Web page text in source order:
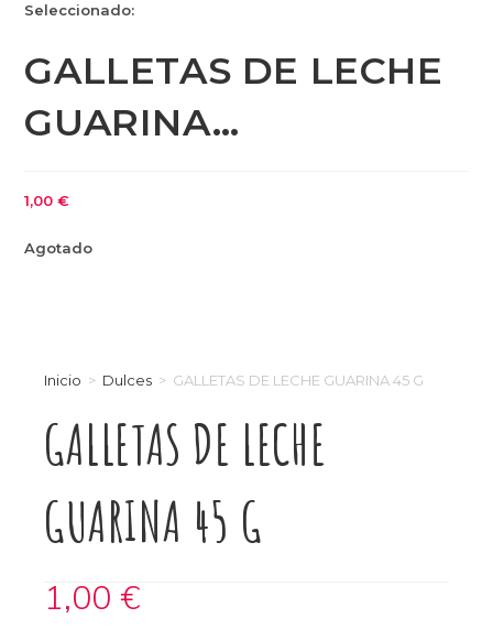
Seleccionado:
GALLETAS DE LECHE
GUARINA…
1,00€
Agotado
Inicio > Dulces > GALLETAS DE LECHE GUARINA 45 G
GALLETAS DE LECHE
GUARINA 45 G
1,00 €